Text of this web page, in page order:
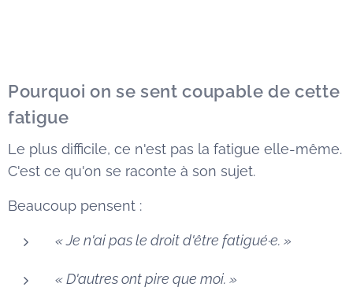
Pourquoi on se sent coupable de cette
fatigue
Le plus difficile, ce n'est pas la fatigue elle-même.
C'est ce qu'on se raconte à son sujet.
Beaucoup pensent :
« Je n'ai pas le droit d'être fatigué·e. »
« D'autres ont pire que moi. »